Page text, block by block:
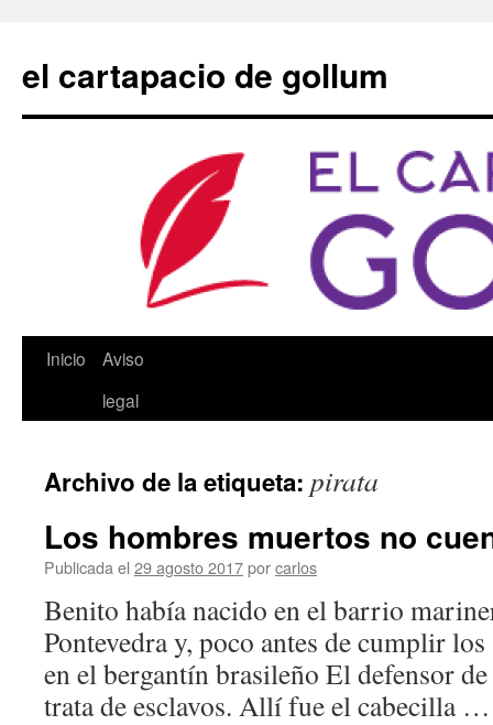
contenido
el cartapacio de gollum
Inicio
Aviso
legal
Archivo de la etiqueta: pirata
Los hombres muertos no
Publicada el 29 agosto 2017porcarlos
Benito había nacido en el barrio
Pontevedra y, poco antes de cumplir
en el bergantín brasileño El defensor
trata de esclavos. Allí fue el cabecilla